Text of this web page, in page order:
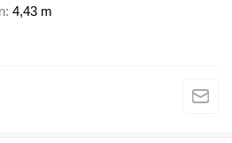
4,43 m